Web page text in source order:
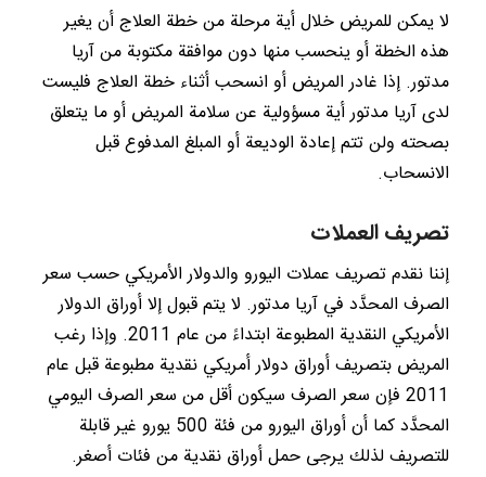
لا يمكن للمريض خلال أية مرحلة من خطة العلاج أن يغير
هذه الخطة أو ينحسب منها دون موافقة مكتوبة من آريا
مدتور. إذا غادر المريض أو انسحب أثناء خطة العلاج فليست
لدى آريا مدتور أية مسؤولية عن سلامة المريض أو ما يتعلق
بصحته ولن تتم إعادة الوديعة أو المبلغ المدفوع قبل
الانسحاب.
تصريف العملات
إننا نقدم تصريف عملات اليورو والدولار الأمريكي حسب سعر
الصرف المحدَّد في آريا مدتور. لا يتم قبول إلا أوراق الدولار
الأمريكي النقدية المطبوعة ابتداءً من عام 2011. وإذا رغب
المريض بتصريف أوراق دولار أمريكي نقدية مطبوعة قبل عام
2011 فإن سعر الصرف سيكون أقل من سعر الصرف اليومي
المحدَّد كما أن أوراق اليورو من فئة 500 يورو غير قابلة
للتصريف لذلك يرجى حمل أوراق نقدية من فئات أصغر.